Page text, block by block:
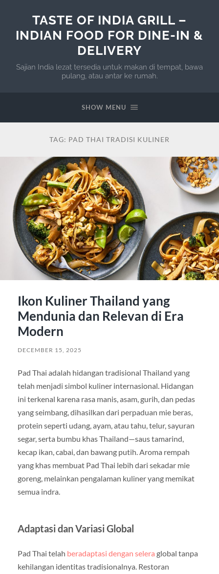
TASTE OF INDIA GRILL –
INDIAN FOOD FOR DINE-IN &
DELIVERY
Sajian India lezat tersedia untuk makan di tempat, bawa
pulang, atau antar ke rumah.
SHOW MENU
TAG: PAD THAI TRADISI KULINER
Ikon Kuliner Thailand yang
Mendunia dan Relevan di Era
Modern
DECEMBER 15, 2025
Pad Thai adalah hidangan tradisional Thailand yang
telah menjadi simbol kuliner internasional. Hidangan
ini terkenal karena rasa manis, asam, gurih, dan pedas
yang seimbang, dihasilkan dari perpaduan mie beras,
protein seperti udang, ayam, atau tahu, telur, sayuran
segar, serta bumbu khas Thailand—saus tamarind,
kecap ikan, cabai, dan bawang putih. Aroma rempah
yang khas membuat Pad Thai lebih dari sekadar mie
goreng, melainkan pengalaman kuliner yang memikat
semua indra.
Adaptasi dan Variasi Global
Pad Thai telah beradaptasi dengan selera global tanpa
kehilangan identitas tradisionalnya. Restoran